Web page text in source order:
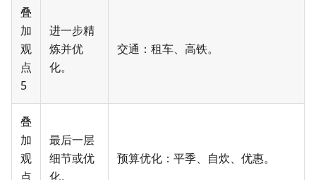
叠
加
观
点
5
进一步精
炼并优
化。
交通：租车、高铁。
叠
加
观
点
最后一层
细节或优
化。
预算优化：平季、自炊、优惠。